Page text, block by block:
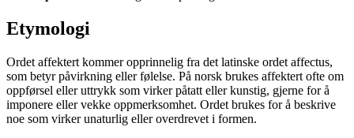
Etymologi
Ordet affektert kommer opprinnelig fra det latinske ordet affectus,
som betyr påvirkning eller følelse. På norsk brukes affektert ofte om
oppførsel eller uttrykk som virker påtatt eller kunstig, gjerne for å
imponere eller vekke oppmerksomhet. Ordet brukes for å beskrive
noe som virker unaturlig eller overdrevet i formen.